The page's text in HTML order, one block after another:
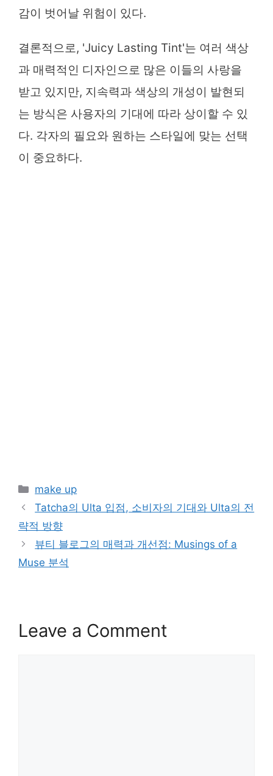
감이 벗어날 위험이 있다.
결론적으로, 'Juicy Lasting Tint'는 여러 색상
과 매력적인 디자인으로 많은 이들의 사랑을
받고 있지만, 지속력과 색상의 개성이 발현되
는 방식은 사용자의 기대에 따라 상이할 수 있
다. 각자의 필요와 원하는 스타일에 맞는 선택
이 중요하다.
Categories
make up
Tatcha의 Ulta 입점, 소비자의 기대와 Ulta의 전
략적 방향
뷰티 블로그의 매력과 개선점: Musings of a
Muse 분석
Leave a Comment